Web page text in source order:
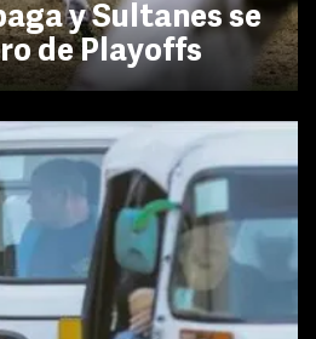
y Sultanes se
de Playoffs